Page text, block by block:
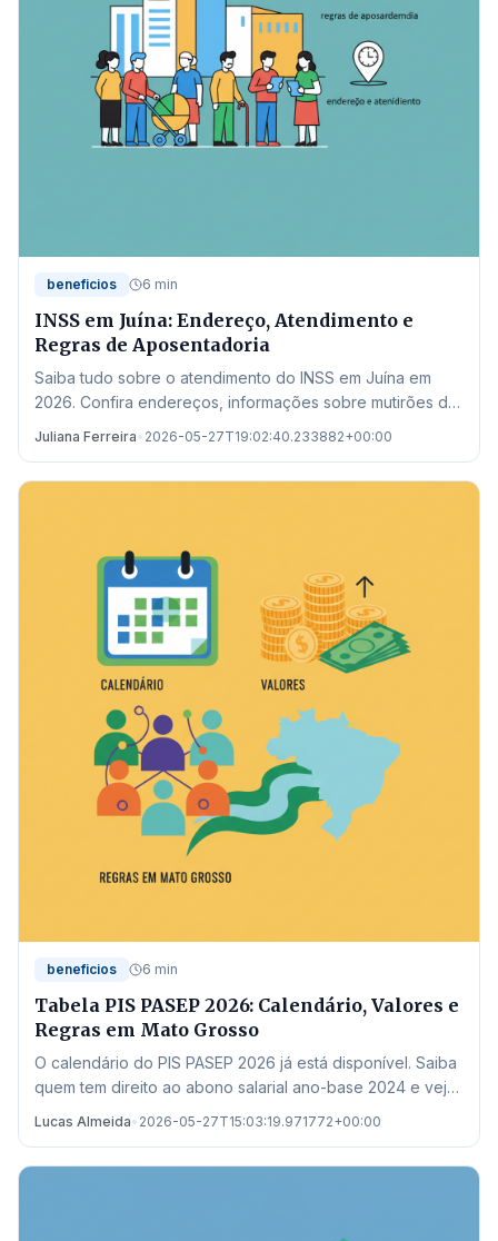
beneficios 6 min
INSS em Juína: Endereço, Atendimento e
Regras de Aposentadoria
Saiba tudo sobre o atendimento do INSS em Juína em
2026. Confira endereços, informações sobre mutirões de
Juliana Ferreira• 2026-05-27T19:02:40.233882+00:00
beneficios 6 min
Tabela PIS PASEP 2026: Calendário, Valores e
Regras em Mato Grosso
O calendário do PIS PASEP 2026 já está disponível. Saiba
quem tem direito ao abono salarial ano-base 2024 e veja
Lucas Almeida• 2026-05-27T15:03:19.971772+00:00